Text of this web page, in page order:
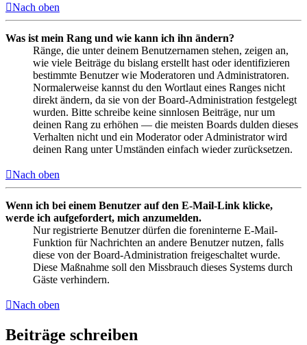
Nach oben
Was ist mein Rang und wie kann ich ihn ändern?
Ränge, die unter deinem Benutzernamen stehen, zeigen an,
wie viele Beiträge du bislang erstellt hast oder identifizieren
bestimmte Benutzer wie Moderatoren und Administratoren.
Normalerweise kannst du den Wortlaut eines Ranges nicht
direkt ändern, da sie von der Board-Administration festgelegt
wurden. Bitte schreibe keine sinnlosen Beiträge, nur um
deinen Rang zu erhöhen — die meisten Boards dulden dieses
Verhalten nicht und ein Moderator oder Administrator wird
deinen Rang unter Umständen einfach wieder zurücksetzen.
Nach oben
Wenn ich bei einem Benutzer auf den E-Mail-Link klicke,
werde ich aufgefordert, mich anzumelden.
Nur registrierte Benutzer dürfen die foreninterne E-Mail-
Funktion für Nachrichten an andere Benutzer nutzen, falls
diese von der Board-Administration freigeschaltet wurde.
Diese Maßnahme soll den Missbrauch dieses Systems durch
Gäste verhindern.
Nach oben
Beiträge schreiben